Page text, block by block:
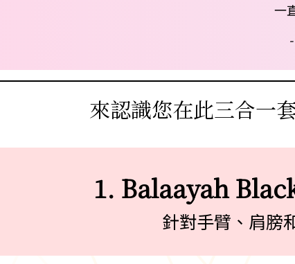
一
來認識您在此三合一
1. Balaayah
針對手臂、肩膀